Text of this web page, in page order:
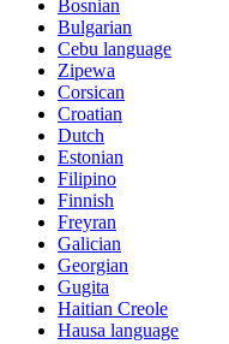
Bosnian
Bulgarian
Cebu language
Zipewa
Corsican
Croatian
Dutch
Estonian
Filipino
Finnish
Freyran
Galician
Georgian
Gugita
Haitian Creole
Hausa language